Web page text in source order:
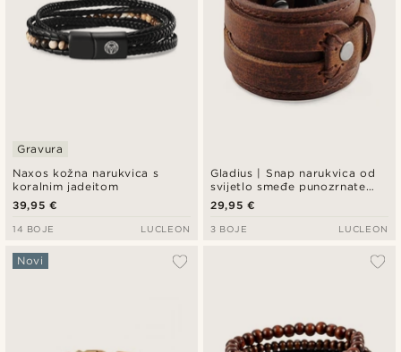
Naxos kožna narukvica s
koralnim jadeitom
Gravura
39,95 €
14 BOJE LUCLEON
Gladius | Snap narukvica od
svijetlo smeđe punozrnate
bivolje kože
29,95 €
3 BOJE LUCLEON
Novi